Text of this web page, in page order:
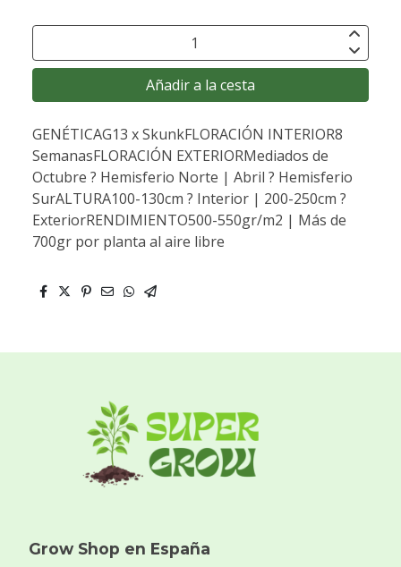
Añadir a la cesta
GENÉTICAG13 x SkunkFLORACIÓN INTERIOR8
SemanasFLORACIÓN EXTERIORMediados de
Octubre ? Hemisferio Norte | Abril ? Hemisferio
SurALTURA100-130cm ? Interior | 200-250cm ?
ExteriorRENDIMIENTO500-550gr/m2 | Más de
700gr por planta al aire libre
Grow Shop en España